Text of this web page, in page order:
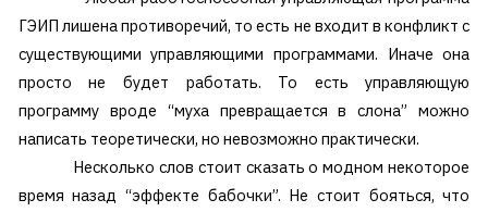
ГЭИП лишена противоречий, то есть не входит в конфликт с
существующими управляющими программами. Иначе она
просто не будет работать. То есть управляющую
программу вроде “муха превращается в слона” можно
написать теоретически, но невозможно практически.
Несколько слов стоит сказать о модном некоторое
время назад “эффекте бабочки”. Не стоит бояться, что